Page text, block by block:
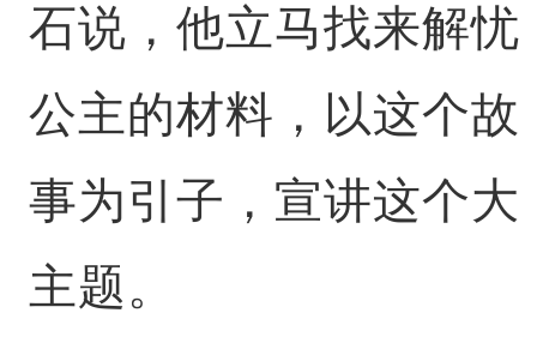
石说，他立马找来解忧
公主的材料，以这个故
事为引子，宣讲这个大
主题。